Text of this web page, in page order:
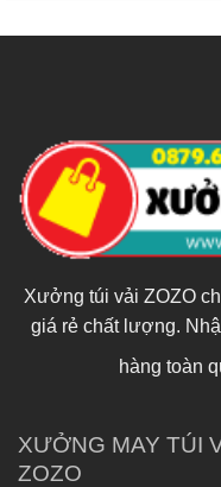
Xưởng túi vải ZOZO
giá rẻ chất lượng.
hàng toàn
XƯỞNG MAY TÚI
ZOZO